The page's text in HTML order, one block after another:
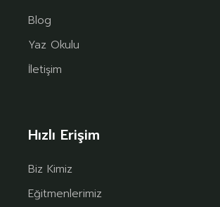
Blog
Yaz Okulu
İletişim
Hızlı Erişim
Biz Kimiz
Eğitmenlerimiz